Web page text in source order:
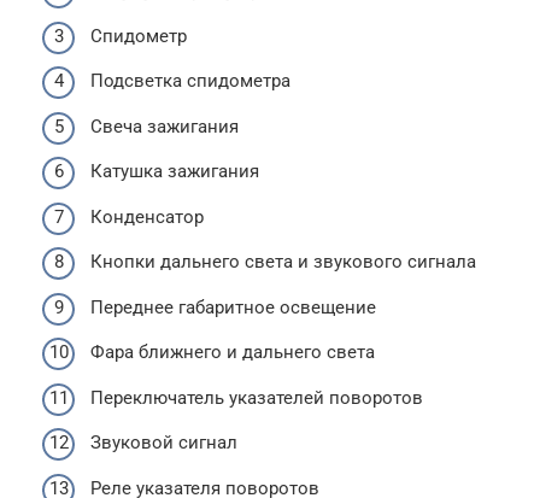
Спидометр
Подсветка спидометра
Свеча зажигания
Катушка зажигания
Конденсатор
Кнопки дальнего света и звукового сигнала
Переднее габаритное освещение
Фара ближнего и дальнего света
Переключатель указателей поворотов
Звуковой сигнал
Реле указателя поворотов